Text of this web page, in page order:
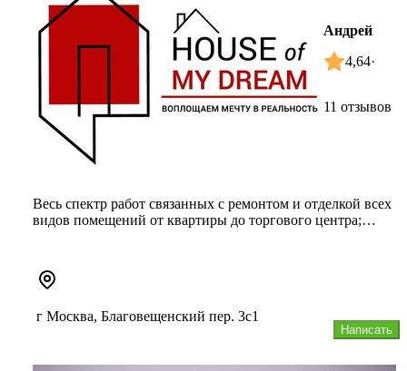
Андрей
4,64·
11 отзывов
Весь спектр работ связанных с ремонтом и отделкой всех
видов помещений от квартиры до торгового центра;
Написать
г Москва, Благовещенский пер. 3с1